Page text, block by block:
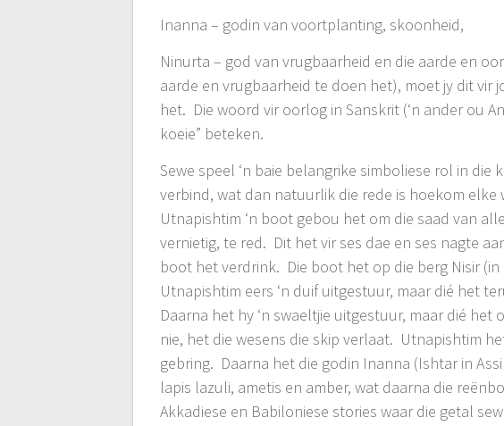
Inanna – godin van voortplanting, skoonheid,
Ninurta – god van vrugbaarheid en die aarde en
aarde en vrugbaarheid te doen het), moet jy dit
het. Die woord vir oorlog in Sanskrit (‘n ander ou
koeie” beteken.
Sewe speel ‘n baie belangrike simboliese rol in
verbind, wat dan natuurlik die rede is hoekom
Utnapishtim ‘n boot gebou het om die saad van
vernietig, te red. Dit het vir ses dae en ses nagte
boot het verdrink. Die boot het op die berg Nisir
Utnapishtim eers ‘n duif uitgestuur, maar dié het
Daarna het hy ‘n swaeltjie uitgestuur, maar dié
nie, het die wesens die skip verlaat. Utnapishtim
gebring. Daarna het die godin Inanna (Ishtar in
lapis lazuli, ametis en amber, wat daarna die
Akkadiese en Babiloniese stories waar die getal